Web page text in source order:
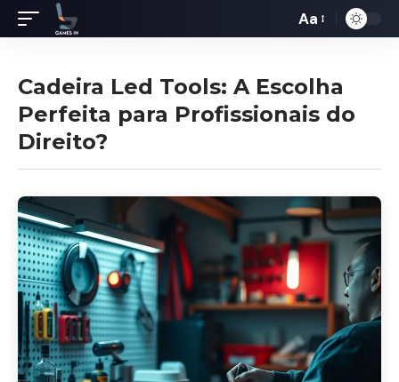
fontes
Aa
Cadeira Led Tools: A Escolha
Perfeita para Profissionais do
Direito?